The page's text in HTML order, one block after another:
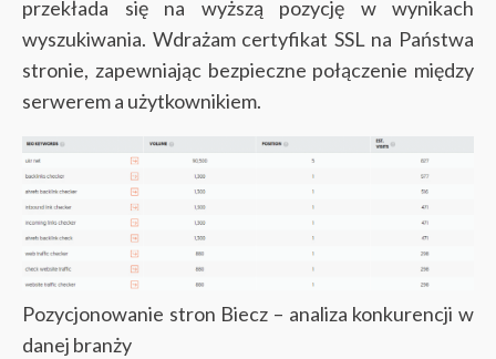
przekłada się na wyższą pozycję w wynikach
wyszukiwania. Wdrażam certyfikat SSL na Państwa
stronie, zapewniając bezpieczne połączenie między
serwerem a użytkownikiem.
Pozycjonowanie stron Biecz – analiza konkurencji w
danej branży